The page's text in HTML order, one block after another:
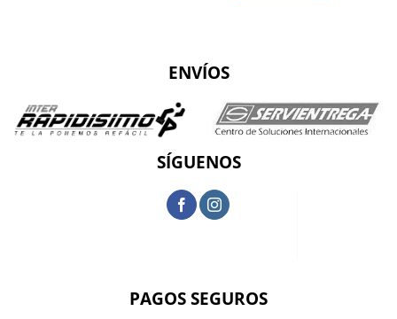
ENVÍOS
SÍGUENOS
PAGOS SEGUROS